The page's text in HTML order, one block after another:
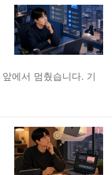
에서 멈췄습니다. 기